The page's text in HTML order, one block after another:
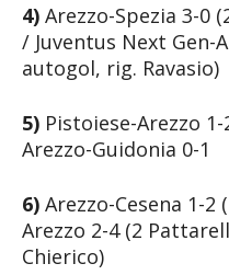
4) Arezzo-Spezia 3-0
/ Juventus Next Gen-
autogol, rig. Ravasio)
5) Pistoiese-Arezzo
Arezzo-Guidonia 0-1
6) Arezzo-Cesena 1-2
Arezzo 2-4 (2
Chierico)